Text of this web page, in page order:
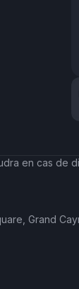
en cas de
Grand